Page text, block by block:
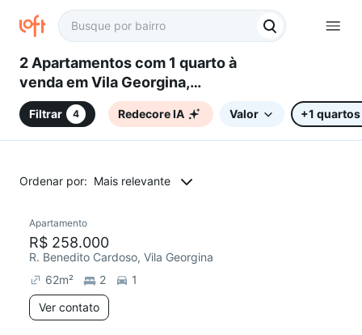
2 Apartamentos com 1 quarto à
venda em Vila Georgina,
Campinas, SP
Filtrar 4 Redecore IA Valor +1 quartos
Ordenar por: Mais relevante
Chegou este mês
Apartamento
R$ 258.000
R. Benedito Cardoso, Vila Georgina
62m² 2
1
Ver contato